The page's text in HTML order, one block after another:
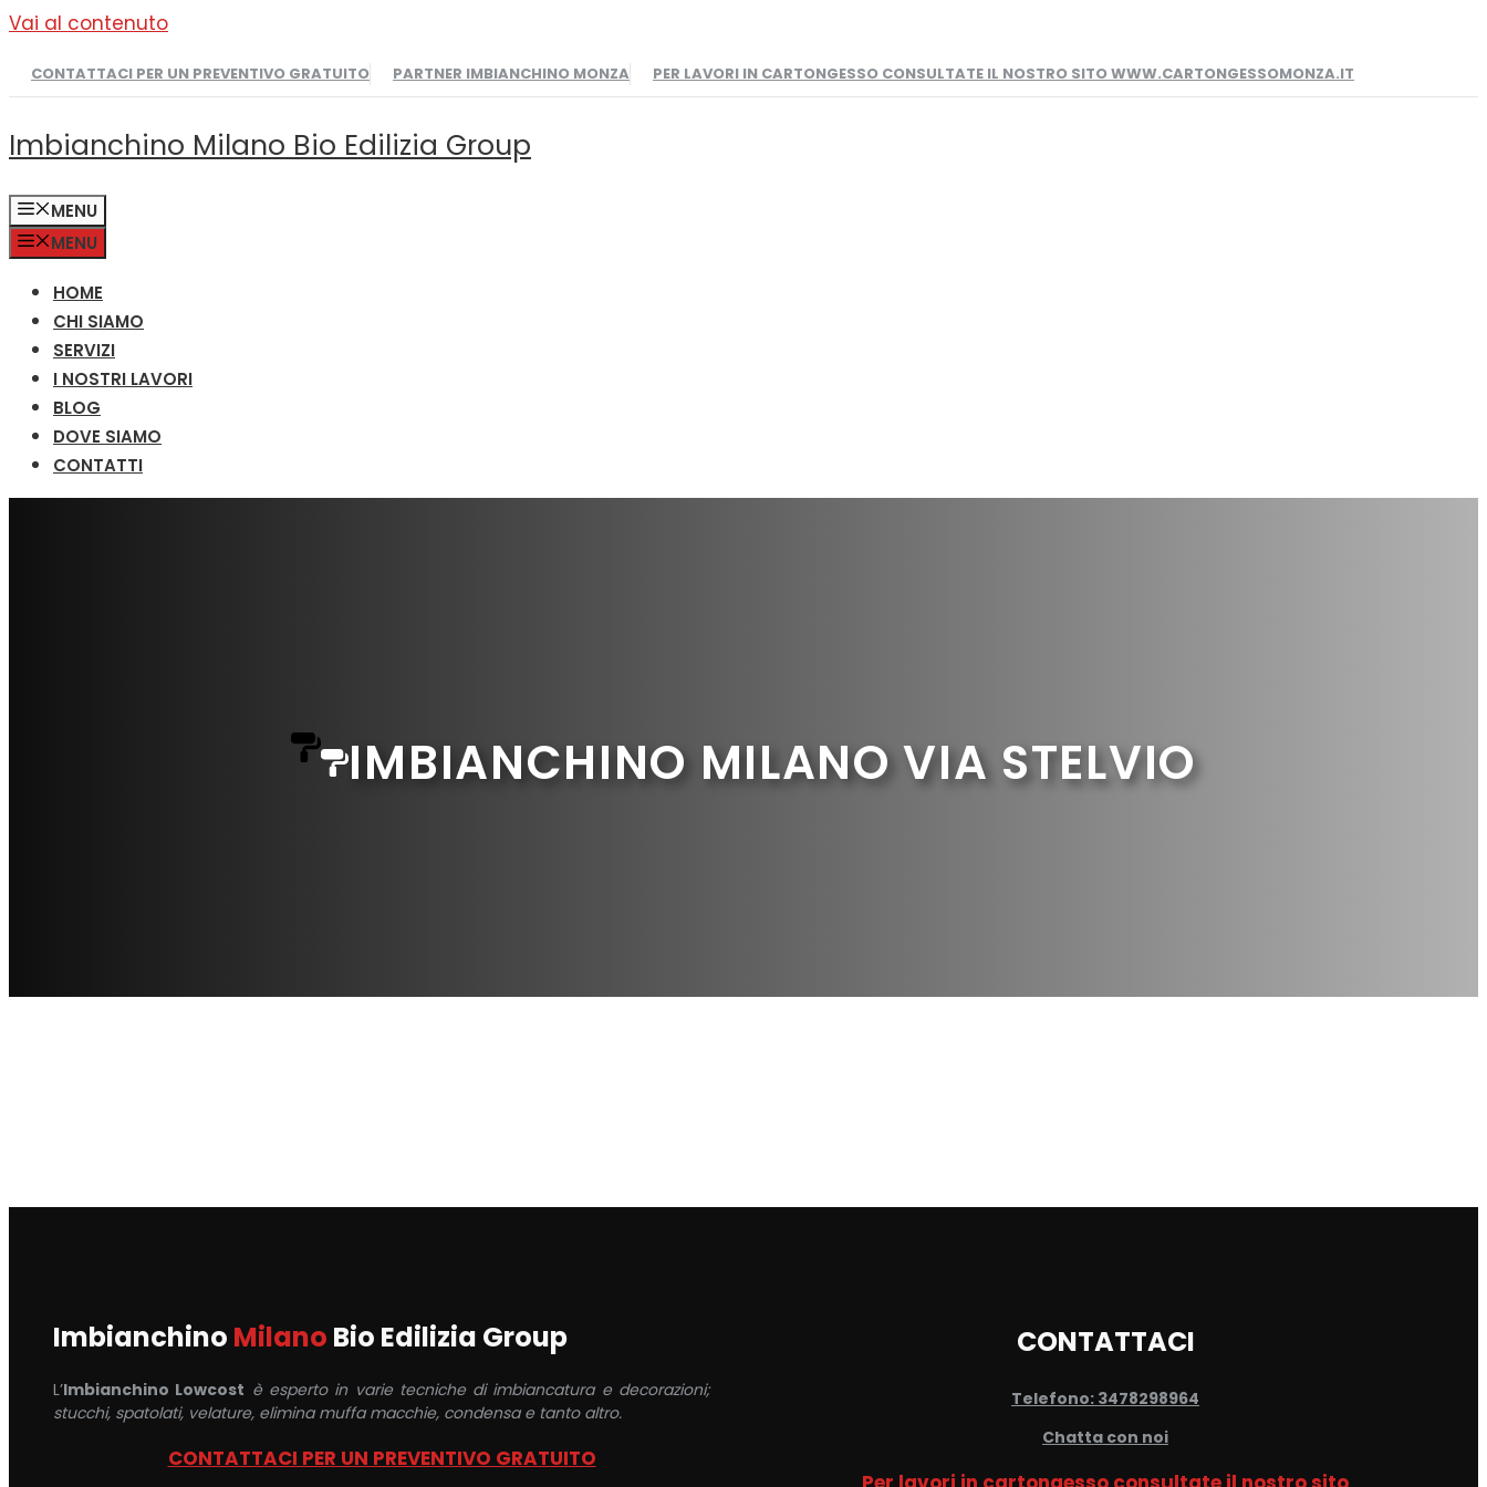
Vai al contenuto
CONTATTACI PER UN PREVENTIVO GRATUITO PARTNER IMBIANCHINO MONZA PER LAVORI IN CARTONGESSO CONSULTATE IL NOSTRO SITO WWW.CARTONGESSOMONZA.IT
Imbianchino Milano Bio Edilizia Group
MENU
MENU
HOME
CHI SIAMO
SERVIZI
I NOSTRI LAVORI
BLOG
DOVE SIAMO
CONTATTI
IMBIANCHINO MILANO VIA STELVIO
Imbianchino Milano Bio Edilizia Group
L’Imbianchino Lowcost è esperto in varie tecniche di imbiancatura e decorazioni;
stucchi, spatolati, velature, elimina muffa macchie, condensa e tanto altro.
CONTATTACI PER UN PREVENTIVO GRATUITO
CONTATTACI
Telefono: 3478298964
Chatta con noi